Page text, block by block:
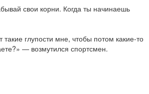
свои корни. Когда ты начинаешь
глупости мне, чтобы потом какие-то
— возмутился спортсмен.